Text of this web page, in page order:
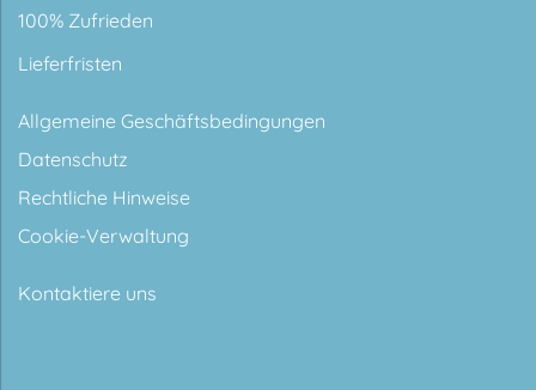
100% Zufrieden
Lieferfristen
Allgemeine Geschäftsbedingungen
Datenschutz
Rechtliche Hinweise
Cookie-Verwaltung
Kontaktiere uns